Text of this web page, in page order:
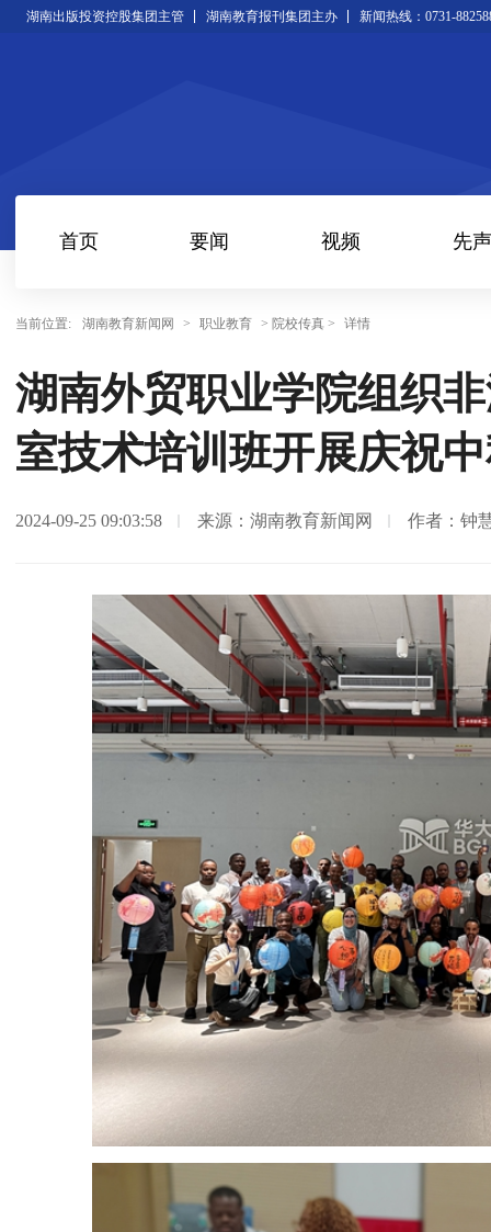
湖南出版投资控股集团主管 湖南教育报刊集团主办 新闻热线：0731-
首页 要闻 视频 先声
当前位置: 湖南教育新闻网 > 职业教育 > 院校传真 > 详情
湖南外贸职业学院组织
室技术培训班开展庆祝
2024-09-25 09:03:58 来源：湖南教育新闻网 作者：钟